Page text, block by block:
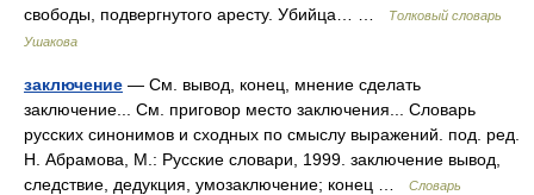
свободы, подвергнутого аресту. Убийца… …
Толковый словарь
Ушакова
заключение — См. вывод, конец, мнение сделать
заключение... См. приговор место заключения... Словарь
русских синонимов и сходных по смыслу выражений. под. ред.
Н. Абрамова, М.: Русские словари, 1999. заключение вывод,
следствие, дедукция, умозаключение; конец …
Словарь